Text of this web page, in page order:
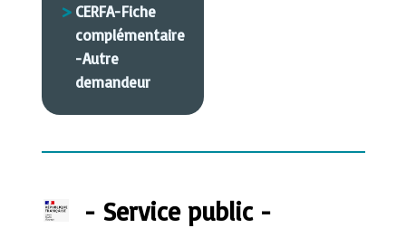
CERFA-Fiche
complémentaire
-Autre
demandeur
- Service public -